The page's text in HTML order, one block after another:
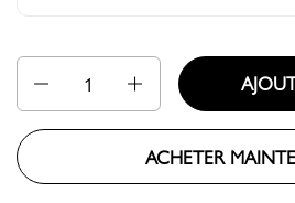
Quantité
ACHETER